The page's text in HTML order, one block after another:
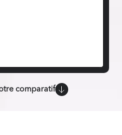
comparatif